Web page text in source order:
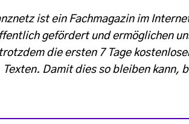
ist ein Fachmagazin im
gefördert und ermöglichen
die ersten 7 Tage
Texten. Damit dies so bleiben kann,